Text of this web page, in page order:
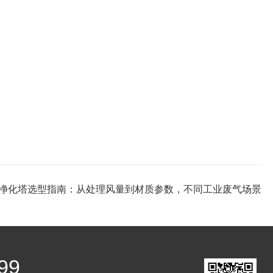
化塔选型指南：从处理风量到材质参数，不同工业废气场景